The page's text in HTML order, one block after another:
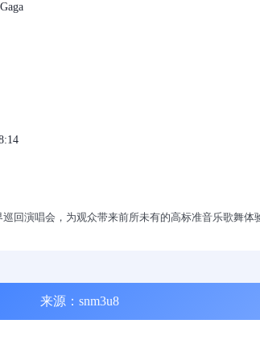
回演唱会，为观众带来前所未有的高标准音乐歌舞体
来源：snm3u8